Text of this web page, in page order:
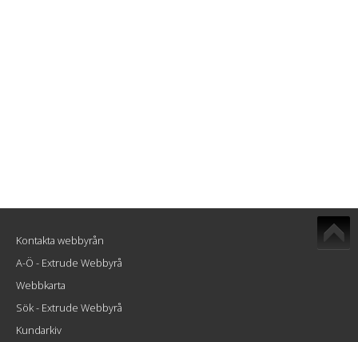
Kontakta webbyrån
A-Ö - Extrude Webbyrå
Webbkarta
Sök - Extrude Webbyrå
Kundarkiv